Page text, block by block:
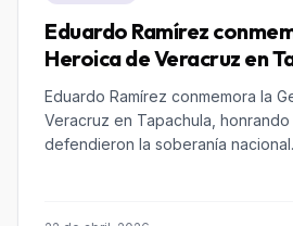
Eduardo Ramírez
Eduardo Ramírez conmemora la
Veracruz en Tapachula,
defendieron la soberanía nacional.